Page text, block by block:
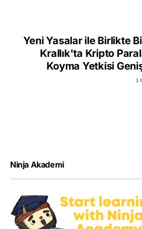
Yeni Yasalar ile Birlikte
Krallık'ta Kripto
Koyma Yetkisi
3
Ninja Akademi